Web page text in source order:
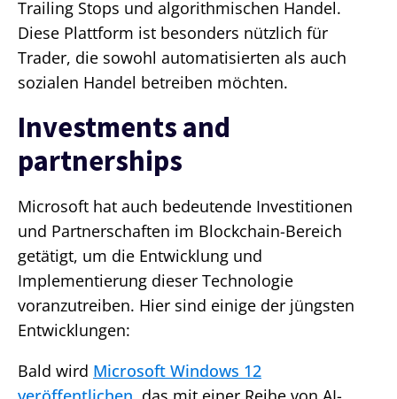
Trailing Stops und algorithmischen Handel.
Diese Plattform ist besonders nützlich für
Trader, die sowohl automatisierten als auch
sozialen Handel betreiben möchten​.
Investments and
partnerships
Microsoft hat auch bedeutende Investitionen
und Partnerschaften im Blockchain-Bereich
getätigt, um die Entwicklung und
Implementierung dieser Technologie
voranzutreiben. Hier sind einige der jüngsten
Entwicklungen:
Bald wird Microsoft Windows 12